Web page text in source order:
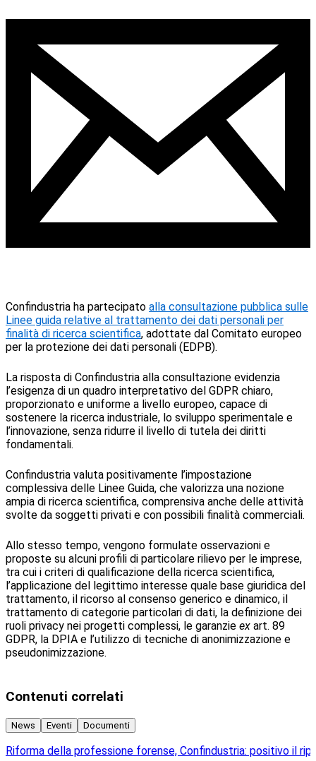
Confindustria ha partecipato alla consultazione pubblica sulle
Linee guida relative al trattamento dei dati personali per
finalità di ricerca scientifica, adottate dal Comitato europeo
per la protezione dei dati personali (EDPB).
La risposta di Confindustria alla consultazione evidenzia
l’esigenza di un quadro interpretativo del GDPR chiaro,
proporzionato e uniforme a livello europeo, capace di
sostenere la ricerca industriale, lo sviluppo sperimentale e
l’innovazione, senza ridurre il livello di tutela dei diritti
fondamentali.
Confindustria valuta positivamente l’impostazione
complessiva delle Linee Guida, che valorizza una nozione
ampia di ricerca scientifica, comprensiva anche delle attività
svolte da soggetti privati e con possibili finalità commerciali.
Allo stesso tempo, vengono formulate osservazioni e
proposte su alcuni profili di particolare rilievo per le imprese,
tra cui i criteri di qualificazione della ricerca scientifica,
l’applicazione del legittimo interesse quale base giuridica del
trattamento, il ricorso al consenso generico e dinamico, il
trattamento di categorie particolari di dati, la definizione dei
ruoli privacy nei progetti complessi, le garanzie ex art. 89
GDPR, la DPIA e l’utilizzo di tecniche di anonimizzazione e
pseudonimizzazione.
Contenuti correlati
News Eventi Documenti
Riforma della professione forense, Confindustria: positivo il